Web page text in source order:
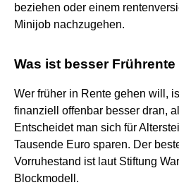
beziehen oder einem
Minijob nachzugehen.
Was ist besser
Wer früher in Rente gehen will,
finanziell offenbar besser dran,
Entscheidet man sich für
Tausende Euro sparen. Der
Vorruhestand ist laut Stiftung
Blockmodell.